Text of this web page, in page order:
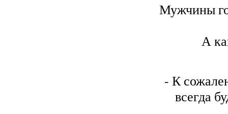
Мужчины
А
- К
всегда